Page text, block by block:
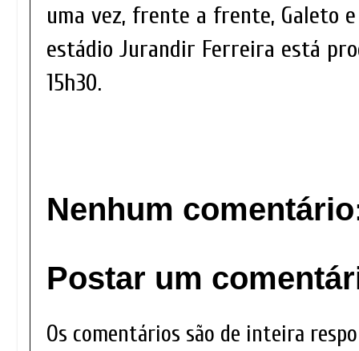
uma vez, frente a frente, Galeto
estádio Jurandir Ferreira está
15h30.
Nenhum
Postar um
Os comentários são de inteira